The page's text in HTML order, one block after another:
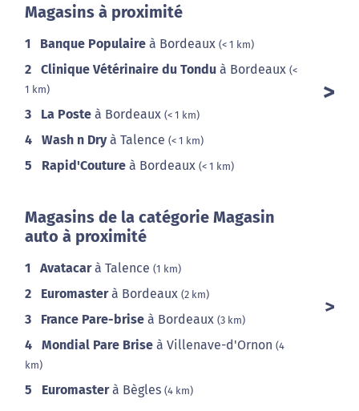
Magasins à proximité
1 Banque Populaire à Bordeaux (< 1 km)
2 Clinique Vétérinaire du Tondu à Bordeaux (<
1 km)
3 La Poste à Bordeaux (< 1 km)
4 Wash n Dryà Talence (< 1 km)
5 Rapid'Couture à Bordeaux (< 1 km)
Magasins de la catégorie Magasin
auto à proximité
1 Avatacarà Talence (1 km)
2 Euromasterà Bordeaux (2 km)
3 France Pare-brise à Bordeaux (3 km)
4 Mondial Pare Brise à Villenave-d'Ornon (4
km)
5 Euromasterà Bègles (4 km)